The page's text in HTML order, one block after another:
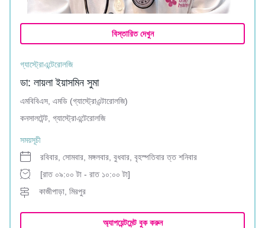
বিস্তারিত দেখুন
গ্যাস্ট্রোএন্টেরোলজি
ডা: লায়লা ইয়াসমিন সুমা
এমবিবিএস, এমডি (গ্যাস্ট্রোএন্টারোলজি)
কনসালটেন্ট, গ্যাস্ট্রোএন্টেরোলজি
সময়সূচী
রবিবার, সোমবার, মঙ্গলবার, বুধবার, বৃহস্পতিবার ত্ত শনিবার
[রাত ০৯:০০ টা - রাত ১০:০০ টা]
কাজীপাড়া, মিরপুর
অ্যাপয়েন্টমেন্ট বুক করুন